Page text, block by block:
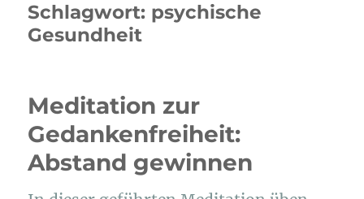
Schlagwort: psychische
Gesundheit
Meditation zur
Gedankenfreiheit:
Abstand gewinnen